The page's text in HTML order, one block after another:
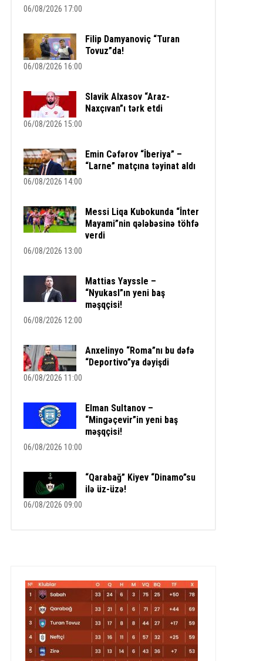
06/08/2026 17:00
Filip Damyanoviç “Turan
Tovuz”da!
06/08/2026 16:00
Slavik Alxasov “Araz-
Naxçıvan”ı tərk etdi
06/08/2026 15:00
Emin Cəfərov “İberiya” –
“Larne” matçına təyinat aldı
06/08/2026 14:00
Messi Liqa Kubokunda “İnter
Mayami”nin qələbəsinə töhfə
verdi
06/08/2026 13:00
Mattias Yayssle –
“Nyukasl”ın yeni baş
məşqçisi!
06/08/2026 12:00
Anxelinyo “Roma”nı bu dəfə
“Deportivo”ya dəyişdi
06/08/2026 11:00
Elman Sultanov –
“Mingəçevir”in yeni baş
məşqçisi!
06/08/2026 10:00
“Qarabağ” Kiyev “Dinamo”su
ilə üz-üzə!
06/08/2026 09:00